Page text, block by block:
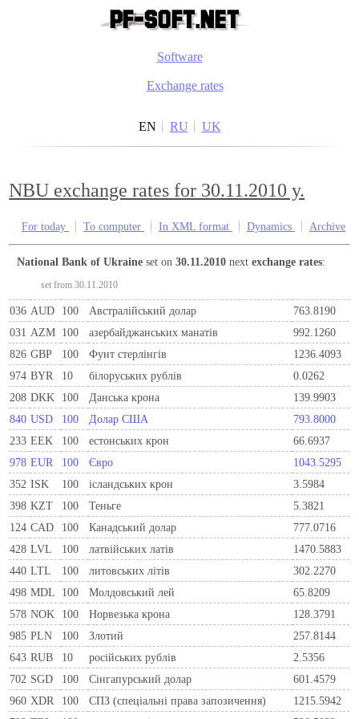
Software
Exchange rates
EN RU UK
NBU exchange rates for 30.11.2010 y.
For today To computer In XML format Dynamics Archive
National Bank of Ukraine set on30.11.2010 nextexchange rates:
set from 30.11.2010
036 AUD 100 Австралійський долар
763.8190
031 AZM 100 азербайджанських манатів
992.1260
826 GBP 100 Фунт стерлінгів
1236.4093
974 BYR 10 білоруських рублів
0.0262
208 DKK 100 Данська крона
139.9903
840 USD 100 Долар США
793.8000
233 EEK 100 естонських крон
66.6937
978 EUR 100 Євро
1043.5295
352 ISK 100 ісландських крон
3.5984
398 KZT 100 Теньге
5.3821
124 CAD 100 Канадський долар
777.0716
428 LVL 100 латвійських латів
1470.5883
440 LTL 100 литовських літів
302.2270
498 MDL 100 Молдовський лей
65.8209
578 NOK 100 Норвезька крона
128.3791
985 PLN 100 Злотий
257.8144
643 RUB 10 російських рублів
2.5356
702 SGD 100 Сінгапурський долар
601.4579
960 XDR 100 СПЗ (спеціальні права запозичення)
1215.5942